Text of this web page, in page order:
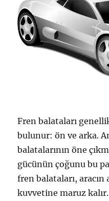
Fren balataları
bulunur: ön ve arka.
balatalarının öne
gücünün çoğunu bu
fren balataları, aracın
kuvvetine maruz